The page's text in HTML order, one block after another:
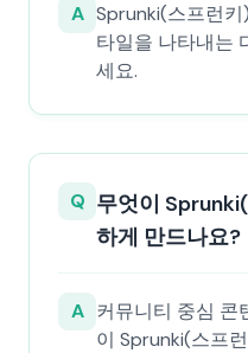
A Sprunki(스프런
타일을 나타내는
세요.
Q 무엇이
하게 만드나요?
A 커뮤니티 중심 콘
이 Sprunki(스프